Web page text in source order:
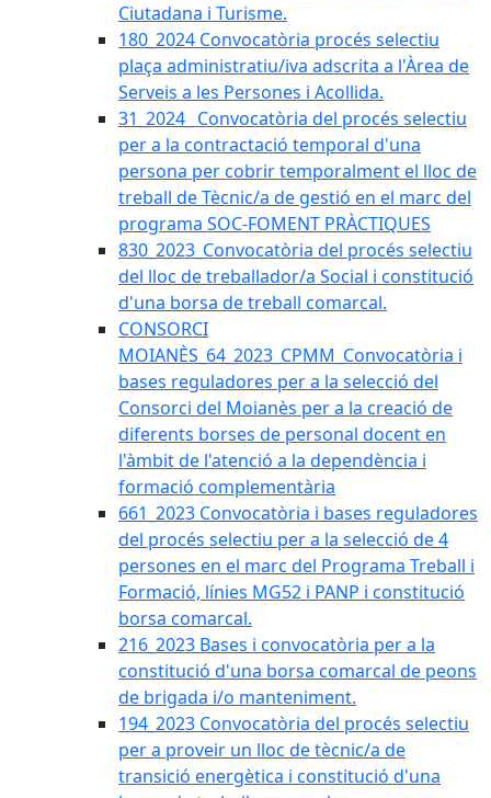
Ciutadana i Turisme.
180_2024 Convocatòria procés selectiu
plaça administratiu/iva adscrita a l'Àrea de
Serveis a les Persones i Acollida.
31_2024_ Convocatòria del procés selectiu
per a la contractació temporal d'una
persona per cobrir temporalment el lloc de
treball de Tècnic/a de gestió en el marc del
programa SOC-FOMENT PRÀCTIQUES
830_2023_Convocatòria del procés selectiu
del lloc de treballador/a Social i constitució
d'una borsa de treball comarcal.
CONSORCI
MOIANÈS_64_2023_CPMM_Convocatòria i
bases reguladores per a la selecció del
Consorci del Moianès per a la creació de
diferents borses de personal docent en
l'àmbit de l'atenció a la dependència i
formació complementària
661_2023 Convocatòria i bases reguladores
del procés selectiu per a la selecció de 4
persones en el marc del Programa Treball i
Formació, línies MG52 i PANP i constitució
borsa comarcal.
216_2023 Bases i convocatòria per a la
constitució d'una borsa comarcal de peons
de brigada i/o manteniment.
194_2023 Convocatòria del procés selectiu
per a proveir un lloc de tècnic/a de
transició energètica i constitució d'una